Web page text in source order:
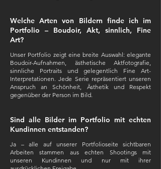
Welche Arten von Bildern finde ich im
Portfolio – Boudoir, Akt, sinnlich, Fine
Art?
Unser Portfolio zeigt eine breite Auswahl: elegante
Boudoir-Aufnahmen, ästhetische Aktfotografie,
sinnliche Portraits und gelegentlich Fine Art-
Interpretationen. Jede Serie repräsentiert unseren
Anspruch an Schönheit, Ästhetik und Respekt
gegenüber der Person im Bild.
Sind alle Bilder im Portfolio mit echten
Kundinnen entstanden?
Ja – alle auf unserer Portfolioseite sichtbaren
Arbeiten stammen aus echten Shootings mit
unseren Kundinnen und nur mit ihrer